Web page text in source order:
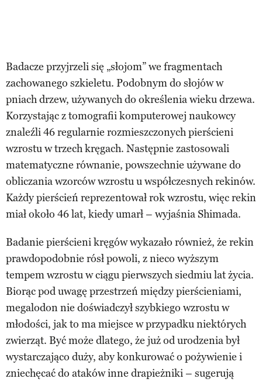
Badacze przyjrzeli się „słojom” we fragmentach
zachowanego szkieletu. Podobnym do słojów w
pniach drzew, używanych do określenia wieku drzewa.
Korzystając z tomografii komputerowej naukowcy
znaleźli 46 regularnie rozmieszczonych pierścieni
wzrostu w trzech kręgach. Następnie zastosowali
matematyczne równanie, powszechnie używane do
obliczania wzorców wzrostu u współczesnych rekinów.
Każdy pierścień reprezentował rok wzrostu, więc rekin
miał około 46 lat, kiedy umarł – wyjaśnia Shimada.
Badanie pierścieni kręgów wykazało również, że rekin
prawdopodobnie rósł powoli, z nieco wyższym
tempem wzrostu w ciągu pierwszych siedmiu lat życia.
Biorąc pod uwagę przestrzeń między pierścieniami,
megalodon nie doświadczył szybkiego wzrostu w
młodości, jak to ma miejsce w przypadku niektórych
zwierząt. Być może dlatego, że już od urodzenia był
wystarczająco duży, aby konkurować o pożywienie i
zniechęcać do ataków inne drapieżniki – sugerują